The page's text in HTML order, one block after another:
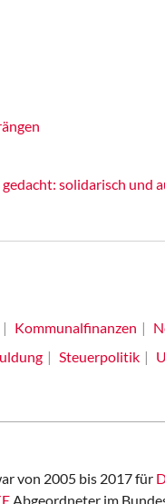
solidarisch und
Kommunalfinanzen
Steuerpolitik
von 2005 bis 2017 für
Abgeordneter im